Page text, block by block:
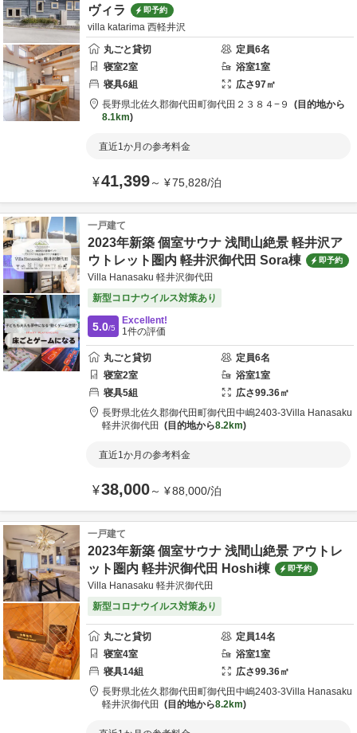
ヴィラ
即予約
villa katarima 西軽井沢
丸ごと貸切
定員6名
寝室2室 浴室1室
寝具6組 広さ97㎡
長野県北佐久郡御代田町御代田２３８４−９
目的地から
8.1km
直近1か月の参考料金
¥41,399～ ¥75,828/泊
一戸建て
2023年新築 個室サウナ 浅間山絶景 軽井沢ア
ウトレット圏内 軽井沢御代田 Sora棟
即予約
Villa Hanasaku 軽井沢御代田
新型コロナウイルス対策あり
5.0/5
Excellent!
1件の評価
丸ごと貸切 定員6名
寝室2室 浴室1室
寝具5組 広さ99.36㎡
長野県北佐久郡御代田町御代田中嶋2403-3Villa Hanasaku
軽井沢御代田
目的地から8.2km
直近1か月の参考料金
¥38,000～ ¥88,000/泊
一戸建て
2023年新築 個室サウナ 浅間山絶景 アウトレ
ット圏内 軽井沢御代田 Hoshi棟
即予約
Villa Hanasaku 軽井沢御代田
新型コロナウイルス対策あり
丸ごと貸切 定員14名
寝室4室 浴室1室
寝具14組 広さ99.36㎡
長野県北佐久郡御代田町御代田中嶋2403-3Villa Hanasaku
軽井沢御代田
目的地から8.2km